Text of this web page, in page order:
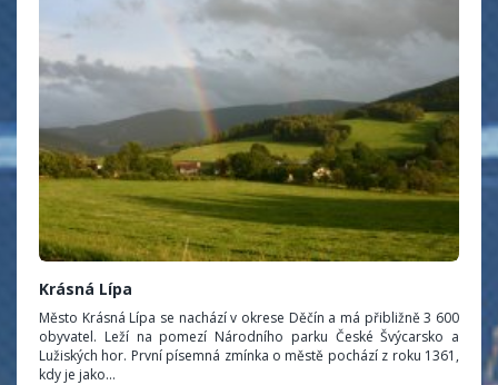
Krásná Lípa
Město Krásná Lípa se nachází v okrese Děčín a má přibližně 3 600
obyvatel. Leží na pomezí Národního parku České Švýcarsko a
Lužiských hor. První písemná zmínka o městě pochází z roku 1361,
kdy je jako...